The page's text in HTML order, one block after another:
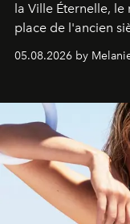
la Ville Éternelle,
place de l'ancien
de vivre Romain
05.08.2026 by